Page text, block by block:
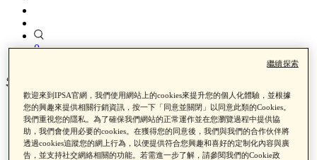
0
智慧調光妝前乳
首頁
產品類別
彩妝
歡迎來到IPSA官網，我們使用網站上的cookies來提升您的個人化體驗，並根據
您的興趣來提供相關行銷資訊，按一下「同意並關閉」以同意此類的Cookies。
我們重視您的隱私。為了確保我們網站的正常運作並在您瀏覽過程中提供協
助，我們會使用必要的cookies。在獲得您的同意後，我們與我們的合作伙伴將
透過cookies追蹤您的網上行為，以便提供符合您興趣和喜好的定制化內容與廣
告，並支持社交網絡相關的功能。若需進一步了解，請參閱我們的Cookie政
繼續探索